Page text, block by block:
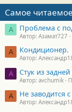
Самое
А Проблема с
Автор: Азамат727
А Кондиционер.
Автор:
A Стук из
Автор: avchumik
А Не заводится
Автор: